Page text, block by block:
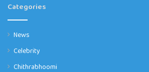
Categories
News
Celebrity
Chithrabhoomi